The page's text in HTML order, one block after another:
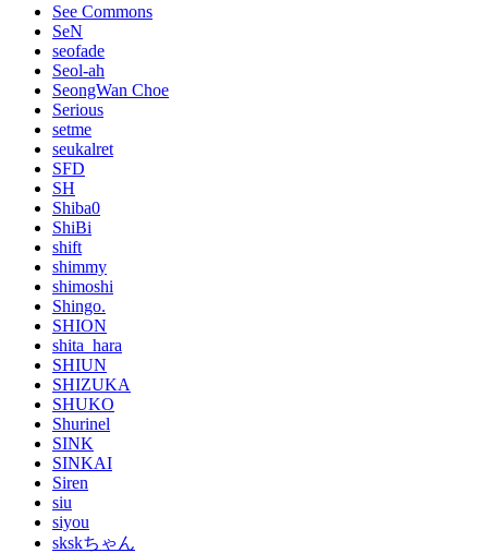
See Commons
SeN
seofade
Seol-ah
SeongWan Choe
Serious
setme
seukalret
SFD
SH
Shiba0
ShiBi
shift
shimmy
shimoshi
Shingo.
SHION
shita_hara
SHIUN
SHIZUKA
SHUKO
Shurinel
SINK
SINKAI
Siren
siu
siyou
skskちゃん